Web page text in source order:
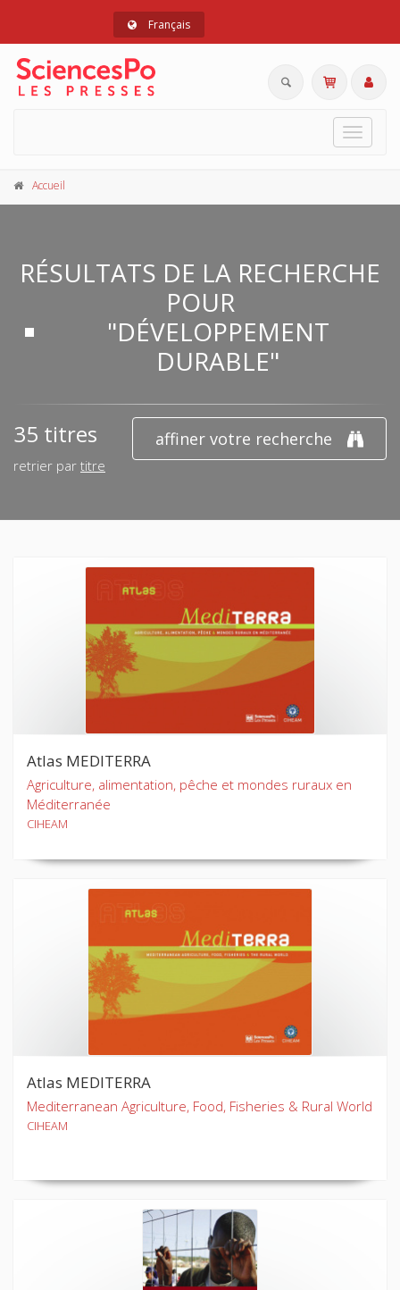
Français
Toggle
Accueil
RÉSULTATS DE LA RECHERCHE
POUR
"DÉVELOPPEMENT
DURABLE"
affiner votre recherche
35 titres
retrier par titre
Atlas MEDITERRA
Agriculture, alimentation, pêche et mondes ruraux en
Méditerranée
CIHEAM
Atlas MEDITERRA
Mediterranean Agriculture, Food, Fisheries & Rural World
CIHEAM